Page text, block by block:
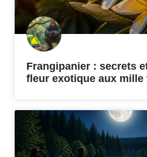
Frangipanier : secrets
fleur exotique aux mille